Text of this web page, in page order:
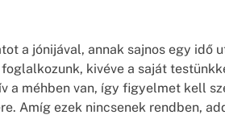
a jónijával, annak sajnos egy idő
kivéve a saját
a méhben van, így figyelmet kell
Amíg ezek nincsenek rendben,